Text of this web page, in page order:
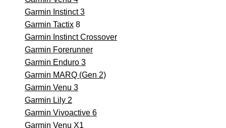
Garmin Instinct 3
Garmin Tactix 8
Garmin Instinct Crossover
Garmin Forerunner
Garmin Enduro 3
Garmin MARQ (Gen 2)
Garmin Venu 3
Garmin Lily 2
Garmin Vivoactive 6
Garmin Venu X1